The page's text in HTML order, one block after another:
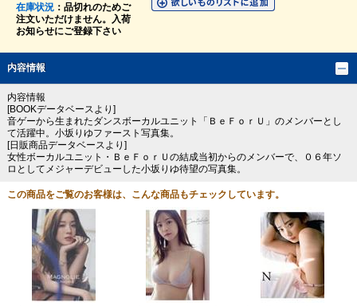
在庫状況：品切れのためご
注文いただけません。入荷
お知らせにご登録下さい
内容情報
内容情報
[BOOKデータベースより]
音ゲーから生まれたダンスボーカルユニット「ＢｅＦｏｒＵ」のメンバーとし
て活躍中。小坂りゆファースト写真集。
[日販商品データベースより]
女性ボーカルユニット・ＢｅＦｏｒＵの結成当初からのメンバーで、０６年ソ
ロとしてメジャーデビューした小坂りゆ待望の写真集。
この商品をご覧のお客様は、こんな商品もチェックしています。